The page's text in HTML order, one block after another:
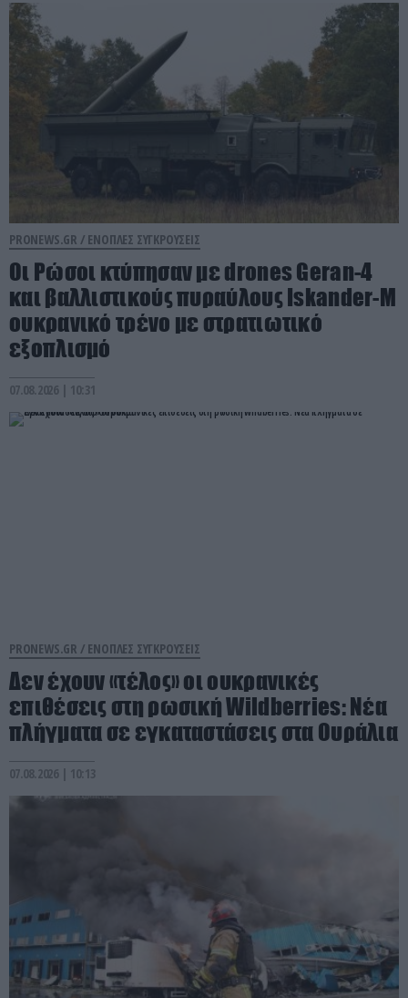
PRONEWS.GR / ΕΝΟΠΛΕΣ ΣΥΓΚΡΟΥΣΕΙΣ
Οι Ρώσοι κτύπησαν με drones Geran-4
και βαλλιστικούς πυραύλους Iskander-M
ουκρανικό τρένο με στρατιωτικό
εξοπλισμό
07.08.2026 | 10:31
PRONEWS.GR / ΕΝΟΠΛΕΣ ΣΥΓΚΡΟΥΣΕΙΣ
Δεν έχουν «τέλος» οι ουκρανικές
επιθέσεις στη ρωσική Wildberries: Νέα
πλήγματα σε εγκαταστάσεις στα Ουράλια
07.08.2026 | 10:13